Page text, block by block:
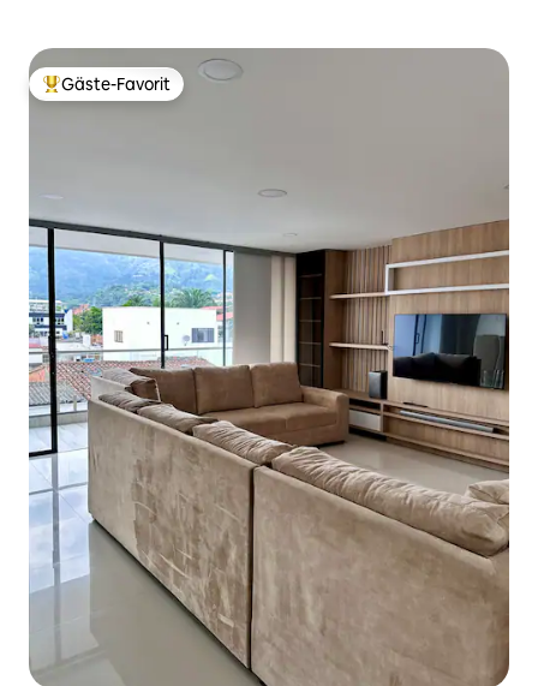
Beliebter Gäste-Favorit.
Gäste-Favorit